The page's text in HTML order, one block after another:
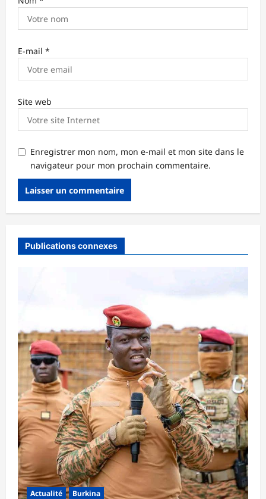
E-mail *
Site web
Enregistrer mon nom, mon e-mail et mon site dans le
navigateur pour mon prochain commentaire.
Publications connexes
Actualité Burkina